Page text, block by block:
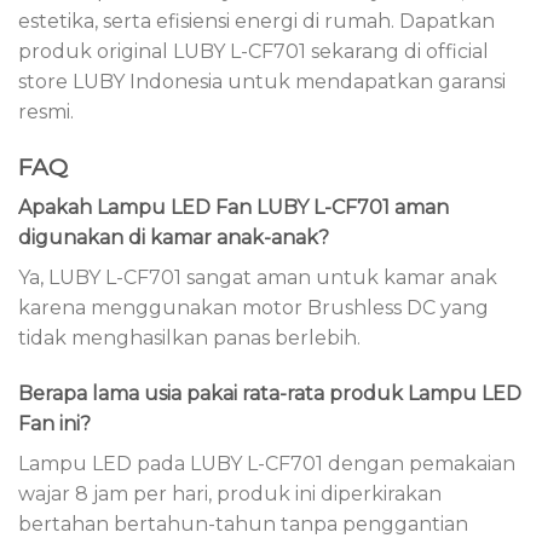
estetika, serta efisiensi energi di rumah. Dapatkan
produk original LUBY L-CF701 sekarang di official
store LUBY Indonesia untuk mendapatkan garansi
resmi.
FAQ
Apakah Lampu LED Fan LUBY L-CF701 aman
digunakan di kamar anak-anak?
Ya, LUBY L-CF701 sangat aman untuk kamar anak
karena menggunakan motor Brushless DC yang
tidak menghasilkan panas berlebih.
Berapa lama usia pakai rata-rata produk Lampu LED
Fan ini?
Lampu LED pada LUBY L-CF701 dengan pemakaian
wajar 8 jam per hari, produk ini diperkirakan
bertahan bertahun-tahun tanpa penggantian